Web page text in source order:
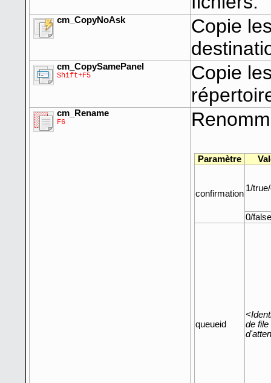
cm_CopyNoAsk
Copie
cm_CopySamePanel
Shift+F5
Copie
cm_Rename
F6
Paramètre
confirmation
1/
0/
queueid
de file